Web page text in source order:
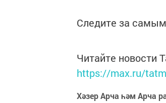
Следите за
Читайте новости
https://max.ru/
Хәзер Арча һәм Арча